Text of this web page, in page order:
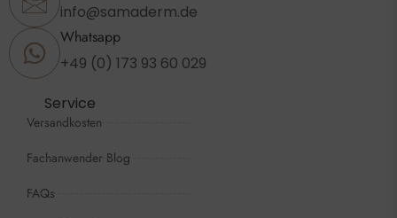
info@samaderm.de
Whatsapp
+49 (0) 173 93 60 029
Service
Versandkosten
Fachanwender Blog
FAQs